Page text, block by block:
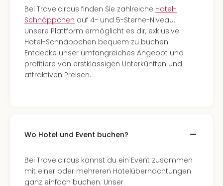
Bei Travelcircus finden Sie zahlreiche Hotel-
Schnäppchen auf 4- und 5-Sterne-Niveau.
Unsere Plattform ermöglicht es dir, exklusive
Hotel-Schnäppchen bequem zu buchen.
Entdecke unser umfangreiches Angebot und
profitiere von erstklassigen Unterkünften und
attraktiven Preisen.
Wo Hotel und Event buchen?
Bei Travelcircus kannst du ein Event zusammen
mit einer oder mehreren Hotelübernachtungen
ganz einfach buchen. Unser